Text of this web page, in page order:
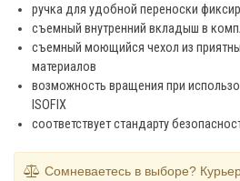
ручка для удобной переноски
съемный внутренний вкладыш в
съемный моющийся чехол из
материалов
возможность вращения при
ISOFIX
соответствует стандарту
Сомневаетесь в выборе?